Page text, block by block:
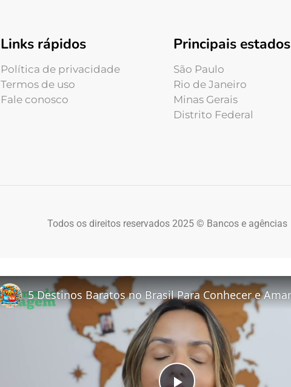
Links rápidos
Política de privacidade
Termos de uso
Fale conosco
Principais estados
São Paulo
Rio de Janeiro
Minas Gerais
Distrito Federal
Todos os direitos reservados 2025 © Bancos e agências